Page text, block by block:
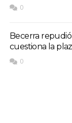
0
Becerra
cuestiona la
0